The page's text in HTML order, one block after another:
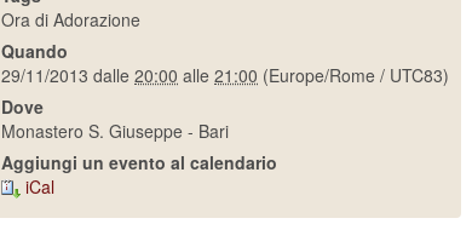
Ora di Adorazione
Quando
29/11/2013 dalle 20:00 alle 21:00 (Europe/Rome / UTC83)
Dove
Monastero S. Giuseppe - Bari
Aggiungi un evento al calendario
iCal